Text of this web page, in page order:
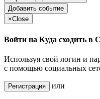
Добавить событие
×Close
Войти на Куда сходить в
Используя свой логин и
с помощью социальных
Регистрация или